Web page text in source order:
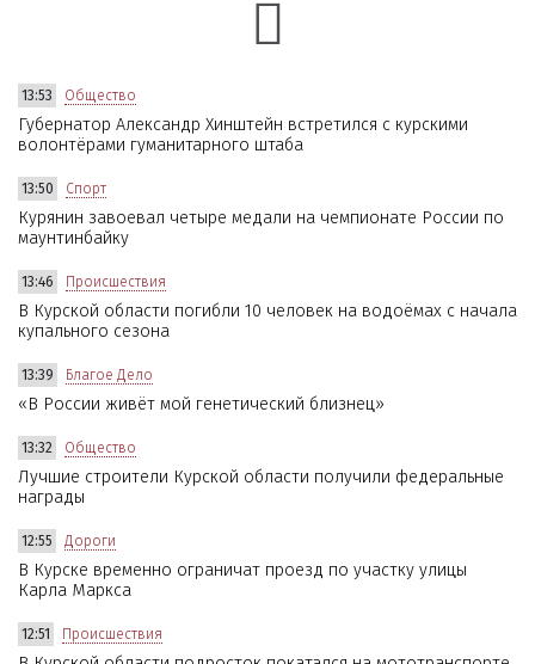
13:53 Общество
Губернатор Александр Хинштейн встретился с курскими
волонтёрами гуманитарного штаба
13:50 Спорт
Курянин завоевал четыре медали на чемпионате России по
маунтинбайку
13:46 Происшествия
В Курской области погибли 10 человек на водоёмах с начала
купального сезона
13:39 Благое Дело
«В России живёт мой генетический близнец»
13:32 Общество
Лучшие строители Курской области получили федеральные
награды
12:55 Дороги
В Курске временно ограничат проезд по участку улицы
Карла Маркса
12:51 Происшествия